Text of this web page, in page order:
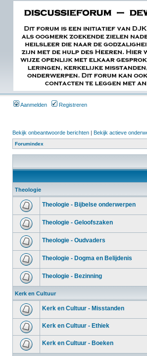
Aanmelden Registreren
Bekijk onbeantwoorde berichten | Bekijk actieve
Forumindex
Theologie
Theologie - Bijbelse onderwerpen
Theologie - Geloofszaken
Theologie - Oudvaders
Theologie - Dogma en Belijdenis
Theologie - Bezinning
Kerk en Cultuur
Kerk en Cultuur - Misstanden
Kerk en Cultuur - Ethiek
Kerk en Cultuur - Boeken